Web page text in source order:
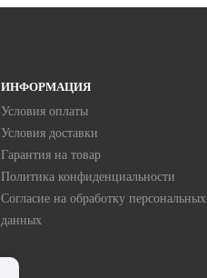
ИНФОРМАЦИЯ
Условия оплаты
Условия доставки
Гарантия на товар
Политика конфиденциальности
Согласие на обработку персональных
данных